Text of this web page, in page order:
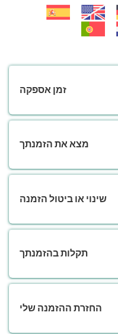
זמן אספקה
מצא את הזמנתך
שינוי או ביטול הזמנה
תקלות בהזמנתך
החזרת ההזמנה שלי